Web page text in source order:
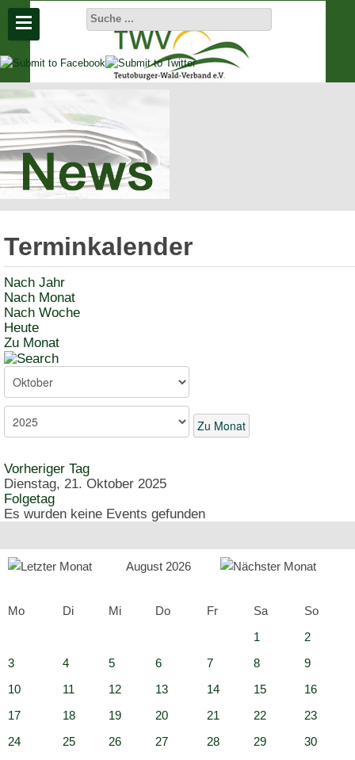
Aktuelles
Terminkalender
Nach Jahr
Nach Monat
Nach Woche
Heute
Zu Monat
Zu Monat
Vorheriger Tag
Dienstag, 21. Oktober 2025
Folgetag
Es wurden keine Events gefunden
August 2026
Mo Di Mi Do Fr Sa
So
1
2
3
4 5 6 7 8
9
10
11 12 13 14 15
16
17
18 19 20 21 22
23
24
25 26 27 28 29
30